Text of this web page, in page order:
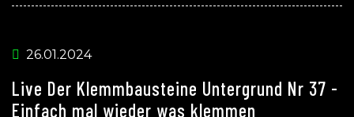
26.01.2024
Live Der Klemmbausteine Untergrund Nr 37 -
Einfach mal wieder was klemmen